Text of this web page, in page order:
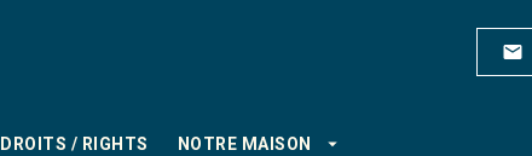
mail
DROITS / RIGHTS NOTRE MAISON arrow_drop_down